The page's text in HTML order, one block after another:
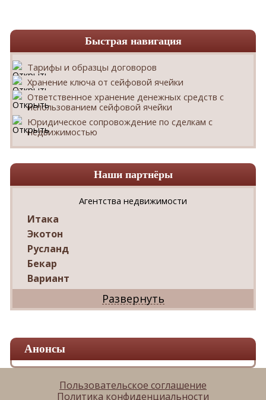
Быстрая навигация
Тарифы и образцы договоров
Хранение ключа от сейфовой ячейки
Ответственное хранение денежных средств с
использованием сейфовой ячейки
Юридическое сопровождение по сделкам с
недвижимостью
Наши партнёры
Агентства недвижимости
Итака
Экотон
Русланд
Бекар
Вариант
Дриада
Реал
Ваш Дом
Александр
Мир квартир
Панорама
Анонсы
Пользовательское соглашение
Политика конфиденциальности